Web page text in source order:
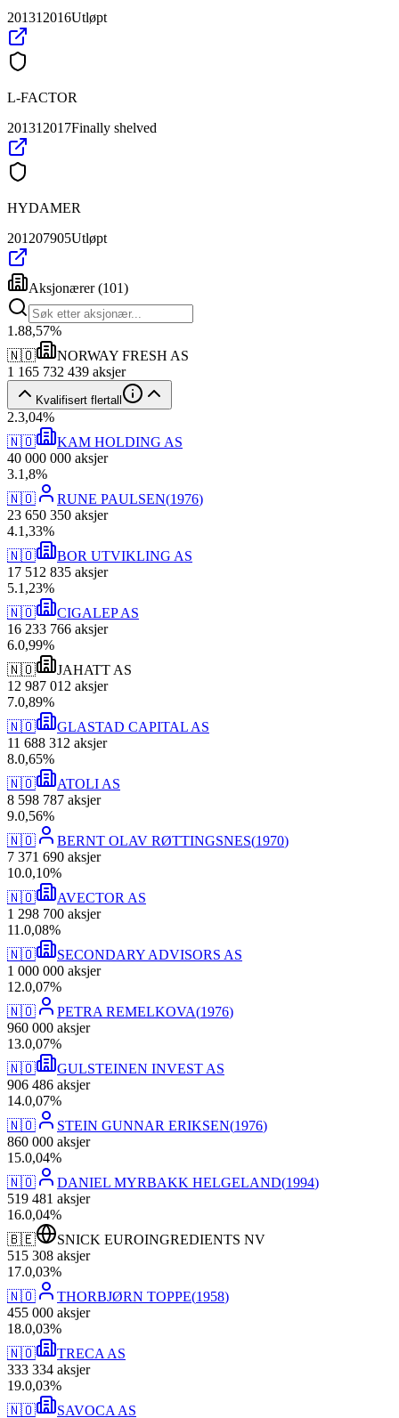
201312016Utløpt
L-FACTOR
201312017Finally shelved
HYDAMER
201207905Utløpt
Aksjonærer(101)
1 .88,57%
🇳🇴
NORWAY FRESH AS
1 165 732 439 aksjer
Kvalifisert flertall
2.3,04%
🇳🇴
KAM HOLDING AS
40 000 000 aksjer
3.1,8%
🇳🇴
RUNE PAULSEN(1976)
23 650 350 aksjer
4.1,33%
🇳🇴
BOR UTVIKLING AS
17 512 835 aksjer
5.1,23%
🇳🇴
CIGALEP AS
16 233 766 aksjer
6.0,99%
🇳🇴
JAHATT AS
12 987 012 aksjer
7.0,89%
🇳🇴
GLASTAD CAPITAL AS
11 688 312 aksjer
8.0,65%
🇳🇴
ATOLI AS
8 598 787 aksjer
9.0,56%
🇳🇴
BERNT OLAV RØTTINGSNES(1970)
7 371 690 aksjer
10.0,10%
🇳🇴
AVECTOR AS
1 298 700 aksjer
11 .0,08%
🇳🇴
SECONDARY ADVISORS AS
1 000 000 aksjer
12.0,07%
🇳🇴
PETRA REMELKOVA(1976)
960 000 aksjer
13.0,07%
🇳🇴
GULSTEINEN INVEST AS
906 486 aksjer
14.0,07%
🇳🇴
STEIN GUNNAR ERIKSEN(1976)
860 000 aksjer
15.0,04%
🇳🇴
DANIEL MYRBAKK HELGELAND(1994)
519 481 aksjer
16.0,04%
🇧🇪
SNICK EUROINGREDIENTS NV
515 308 aksjer
17.0,03%
🇳🇴
THORBJØRN TOPPE(1958)
455 000 aksjer
18.0,03%
🇳🇴
TRECA AS
333 334 aksjer
19.0,03%
🇳🇴
SAVOCA AS